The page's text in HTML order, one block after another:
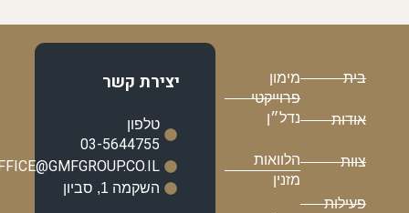
בית
אודות
צוות
פעילות
מימון
פרוייקטי
נדל״ן
הלוואות
מזנין
יצירת קשר
טלפון
03-5644755
OFFICE@GMFGROUP.CO.IL
השקמה 1, סביון